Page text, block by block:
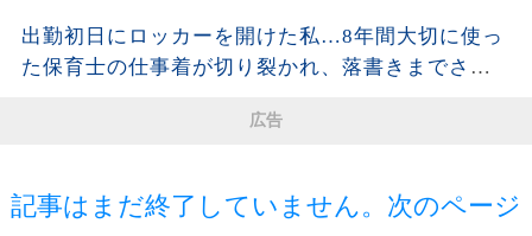
客が名刺を差し出し…
出勤初日にロッカーを開けた私…8年間大切に使っ
た保育士の仕事着が切り裂かれ、落書きまでされ
私が残した1枚の写真と記録が、後日すべてを変え
広告
記事はまだ終了していません。次のページ